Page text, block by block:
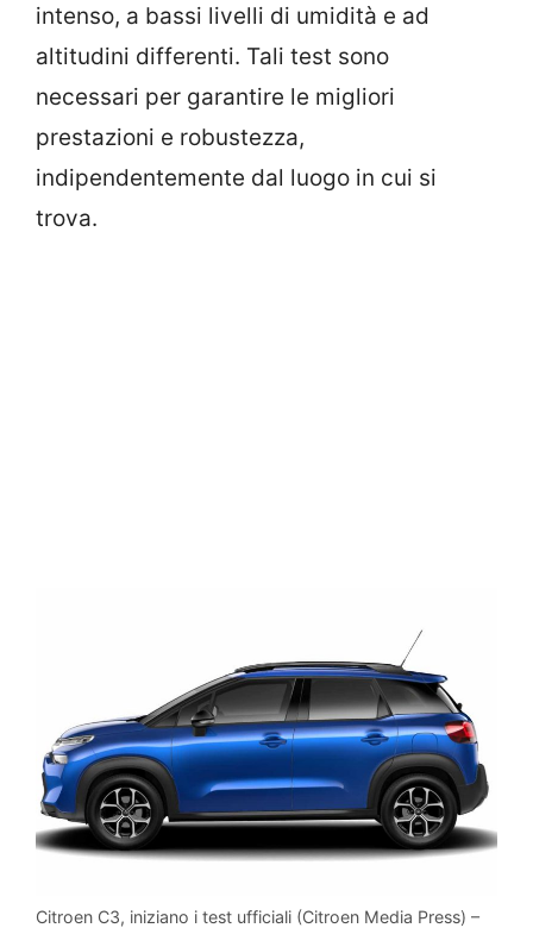
intenso, a bassi livelli di umidità e ad
altitudini differenti. Tali test sono
necessari per garantire le migliori
prestazioni e robustezza,
indipendentemente dal luogo in cui si
trova.
Citroen C3, iniziano i test ufficiali (Citroen Media Press) –